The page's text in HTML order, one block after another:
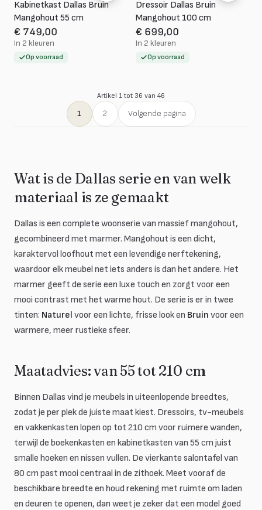
Kabinetkast Dallas Bruin
Mangohout 55 cm
€ 749,00
In 2 kleuren
Op voorraad
Dressoir Dallas Bruin
Mangohout 100 cm
€ 699,00
In 2 kleuren
Op voorraad
Artikel 1 tot 36 van 46
1 2 Volgende pagina
Wat is de Dallas serie en van welk
materiaal is ze gemaakt
Dallas is een complete woonserie van massief mangohout,
gecombineerd met marmer. Mangohout is een dicht,
karaktervol loofhout met een levendige nerftekening,
waardoor elk meubel net iets anders is dan het andere. Het
marmer geeft de serie een luxe touch en zorgt voor een
mooi contrast met het warme hout. De serie is er in twee
tinten: Naturel voor een lichte, frisse look en Bruin voor een
warmere, meer rustieke sfeer.
Maatadvies: van 55 tot 210 cm
Binnen Dallas vind je meubels in uiteenlopende breedtes,
zodat je per plek de juiste maat kiest. Dressoirs, tv-meubels
en vakkenkasten lopen op tot 210 cm voor ruimere wanden,
terwijl de boekenkasten en kabinetkasten van 55 cm juist
smalle hoeken en nissen vullen. De vierkante salontafel van
80 cm past mooi centraal in de zithoek. Meet vooraf de
beschikbare breedte en houd rekening met ruimte om laden
en deuren te openen, dan weet je zeker dat een model goed